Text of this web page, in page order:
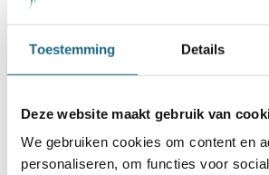
Toestemming Details
Deze website maakt gebruik van
We gebruiken cookies om content en
personaliseren, om functies voor
Schaken.nl wordt mede